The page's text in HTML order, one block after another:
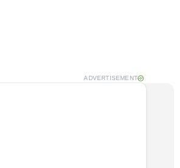
ADVERTISEMENT